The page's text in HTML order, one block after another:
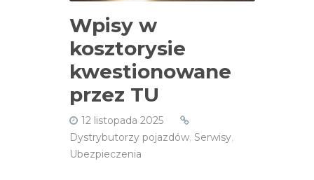
Wpisy w
kosztorysie
kwestionowane
przez TU
12 listopada 2025
Dystrybutorzy pojazdów, Serwisy,
Ubezpieczenia